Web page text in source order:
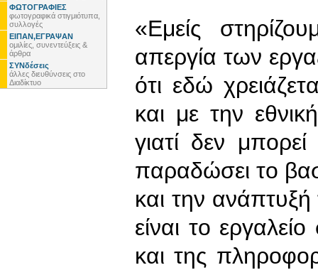
ΦΩΤΟΓΡΑΦΙΕΣ
φωτογραφικά στιγμιότυπα,
συλλογές
ΕΙΠΑΝ,ΕΓΡΑΨΑΝ
ομιλίες, συνεντεύξεις &
άρθρα
ΣΥΝδέσεις
άλλες διευθύνσεις στο
Διαδίκτυο
«Εμείς
απεργία των
ότι εδώ
και με την
γιατί δεν
παραδώσει το
και την
είναι το
και της